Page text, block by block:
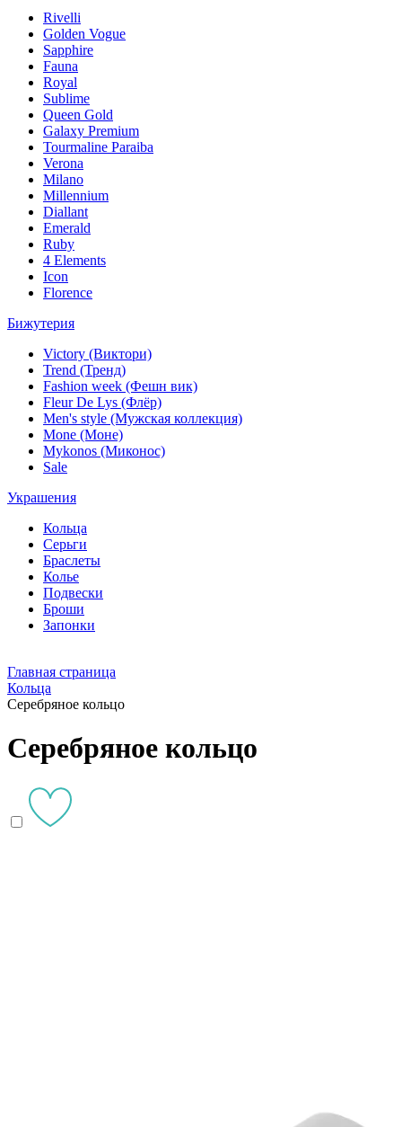
Rivelli
Golden Vogue
Sapphire
Fauna
Royal
Sublime
Queen Gold
Galaxy Premium
Tourmaline Paraiba
Verona
Milano
Millennium
Diallant
Emerald
Ruby
4 Elements
Icon
Florence
Бижутерия
Victory (Виктори)
Trend (Тренд)
Fashion week (Фешн вик)
Fleur De Lys (Флёр)
Men's style (Мужская коллекция)
Mone (Моне)
Mykonos (Миконос)
Sale
Украшения
Кольца
Серьги
Браслеты
Колье
Подвески
Броши
Запонки
Главная страница
Кольца
Серебряное кольцо
Серебряное кольцо